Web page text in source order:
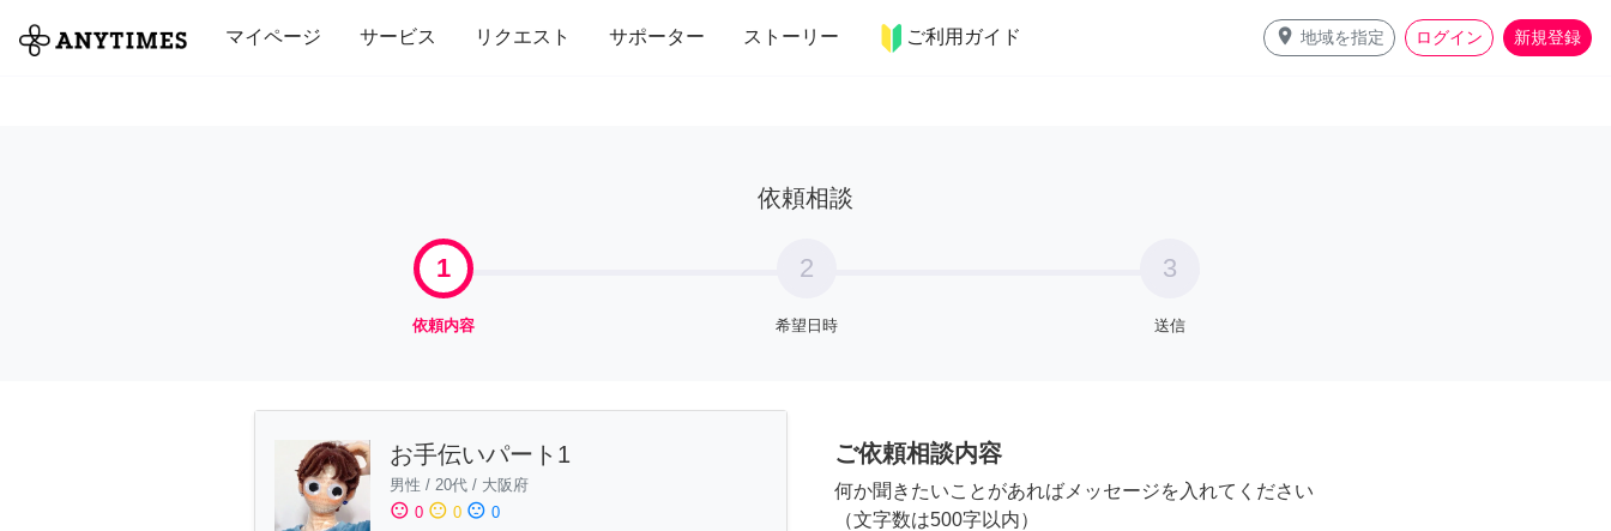
マイページ サービス リクエスト サポーター ストーリー ご利用ガイド place 地域を指定 ログイン 新規登録
全て 修理・組立 家事 引っ越し インテリア 趣味・習い事 ペット 料理
依頼相談
1
依頼内容
2
希望日時
3
送信
お手伝いパート1
男性 / 20代 / 大阪府
sentiment_satisfied 0 sentiment_neutral 0 sentiment_dissatisfied 0
ご依頼相談内容
何か聞きたいことがあればメッセージを入れてください
（文字数は500字以内）